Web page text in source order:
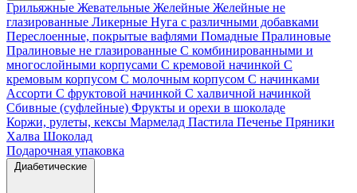
Грильяжные Жевательные Желейные Желейные не
глазированные Ликерные Нуга с различными добавками
Переслоенные, покрытые вафлями Помадные Пралиновые
Пралиновые не глазированные С комбинированными и
многослойными корпусами С кремовой начинкой С
кремовым корпусом С молочным корпусом С начинками
Ассорти С фруктовой начинкой С халвичной начинкой
Сбивные (суфлейные) Фрукты и орехи в шоколаде
Коржи, рулеты, кексы Мармелад Пастила Печенье Пряники
Халва Шоколад
Подарочная упаковка
Диабетические